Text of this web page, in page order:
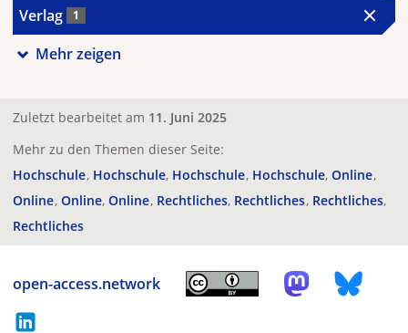
Verlag 1
Mehr zeigen
Zuletzt bearbeitet am 11. Juni 2025
Mehr zu den Themen dieser Seite:
Hochschule Hochschule Hochschule Hochschule Online
Online Online Online Rechtliches Rechtliches Rechtliches
Rechtliches
open-access.network